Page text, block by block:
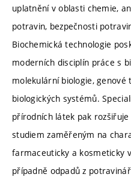
uplatnění v oblasti chemie,
potravin, bezpečnosti
Biochemická technologie
moderních disciplín práce s
molekulární biologie,
biologických systémů.
přírodních látek pak
studiem zaměřeným na
farmaceuticky a kosmeticky
případně odpadů z